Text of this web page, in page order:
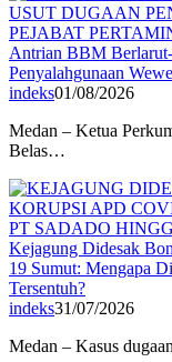
Antrian BBM
Penyalahgunaan
indeks01/08/2026
Medan – Ketua
Belas…
Kejagung Didesak
19 Sumut: Mengapa
Tersentuh?
indeks31/07/2026
Medan – Kasus